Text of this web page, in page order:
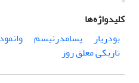
کلیدواژه‌ها
بودریار
پسامدرنیسم
تاریکی معلق روز